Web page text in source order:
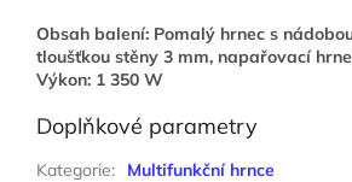
Obsah balení: Pomalý hrnec s
tloušťkou stěny 3 mm, napařovací
Výkon: 1 350 W
Doplňkové parametry
Kategorie:
Multifunkční hrnce